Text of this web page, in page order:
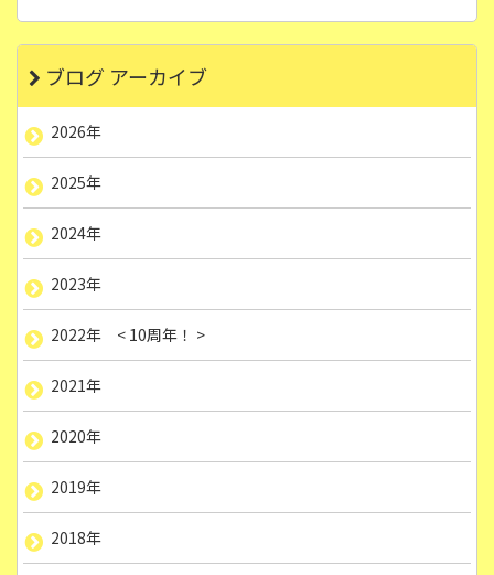
ブログ アーカイブ
2026年
2025年
2024年
2023年
2022年 < 10周年！ >
2021年
2020年
2019年
2018年